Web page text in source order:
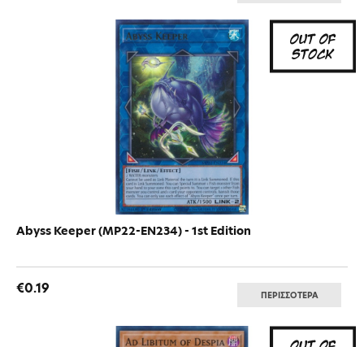
Abyss Keeper (MP22-EN234) - 1st Edition
€0.19 ΠΕΡΙΣΣΟΤΕΡΑ